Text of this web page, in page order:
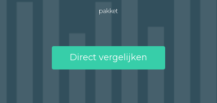
pakket
Direct vergelijken